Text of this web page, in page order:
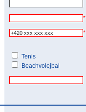
*
*
Tenis
Beachvolejbal